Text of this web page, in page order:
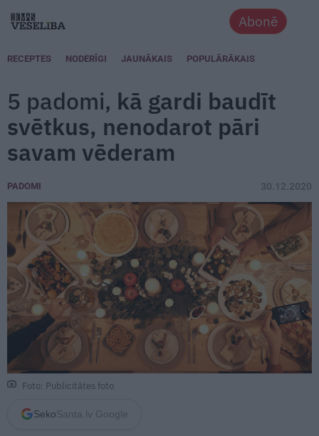
Abonē
RECEPTES NODERĪGI JAUNĀKAIS POPULĀRĀKAIS
5 padomi, kā gardi baudīt
svētkus, nenodarot pāri
savam vēderam
PADOMI 30.12.2020
Foto: Publicitātes foto
Seko Santa.lv Google